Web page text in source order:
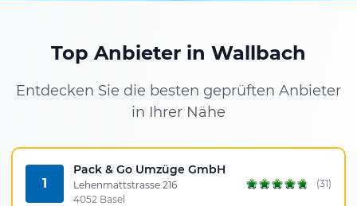
Top Anbieter in Wallbach
Entdecken Sie die besten geprüften Anbieter
in Ihrer Nähe
1
Pack & Go Umzüge GmbH
Lehenmattstrasse 216
4052 Basel
(31)